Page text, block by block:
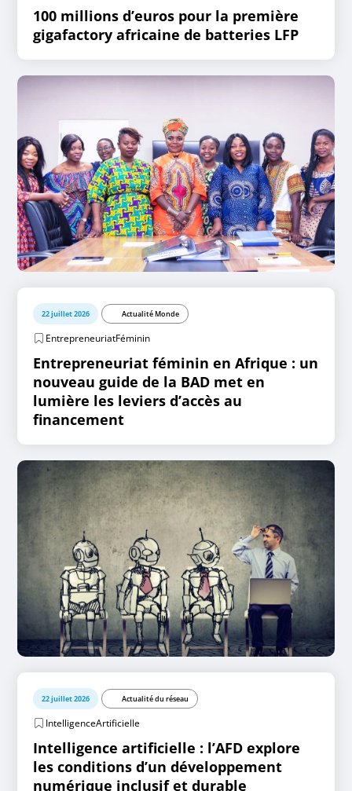
100 millions d’euros pour la première
gigafactory africaine de batteries LFP
22 juillet 2026 Actualité Monde
EntrepreneuriatFéminin
Entrepreneuriat féminin en Afrique : un
nouveau guide de la BAD met en
lumière les leviers d’accès au
financement
22 juillet 2026 Actualité du réseau
IntelligenceArtificielle
Intelligence artificielle : l’AFD explore
les conditions d’un développement
numérique inclusif et durable